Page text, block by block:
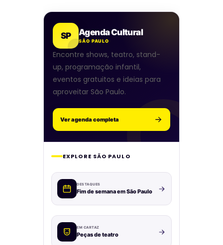
SP Agenda Cultural
SÃO PAULO
Encontre shows, teatro, stand-
up, programação infantil,
eventos gratuitos e ideias para
aproveitar São Paulo.
Ver agenda completa
EXPLORE SÃO PAULO
DESTAQUES
Fim de semana em São Paulo
EM CARTAZ
Peças de teatro